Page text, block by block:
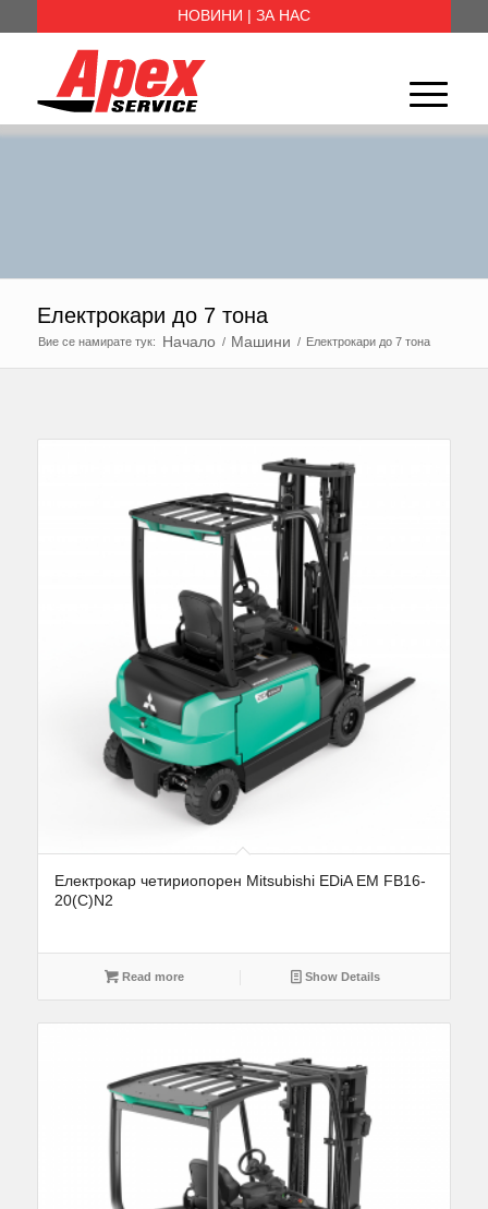
НОВИНИ | ЗА НАС
Електрокари до 7 тона
Вие се намирате тук: Начало / Машини / Електрокари до 7 тона
Електрокар четириопорен Mitsubishi EDiA EM FB16-
20(C)N2
Read more Show Details